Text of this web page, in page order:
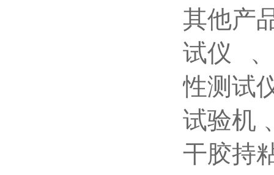
其他产
试仪 、
性测试
试验机
干胶持